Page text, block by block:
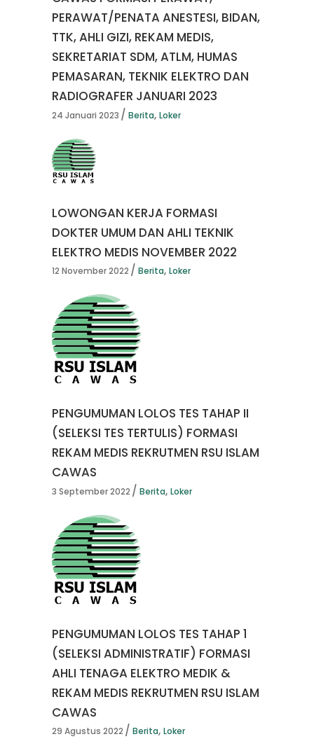
PERAWAT/PENATA ANESTESI, BIDAN,
TTK, AHLI GIZI, REKAM MEDIS,
SEKRETARIAT SDM, ATLM, HUMAS
PEMASARAN, TEKNIK ELEKTRO DAN
RADIOGRAFER JANUARI 2023
24 Januari 2023 Berita, Loker
LOWONGAN KERJA FORMASI
DOKTER UMUM DAN AHLI TEKNIK
ELEKTRO MEDIS NOVEMBER 2022
12 November 2022 Berita, Loker
PENGUMUMAN LOLOS TES TAHAP II
(SELEKSI TES TERTULIS) FORMASI
REKAM MEDIS REKRUTMEN RSU ISLAM
CAWAS
3 September 2022 Berita, Loker
PENGUMUMAN LOLOS TES TAHAP 1
(SELEKSI ADMINISTRATIF) FORMASI
AHLI TENAGA ELEKTRO MEDIK &
REKAM MEDIS REKRUTMEN RSU ISLAM
CAWAS
29 Agustus 2022 Berita, Loker